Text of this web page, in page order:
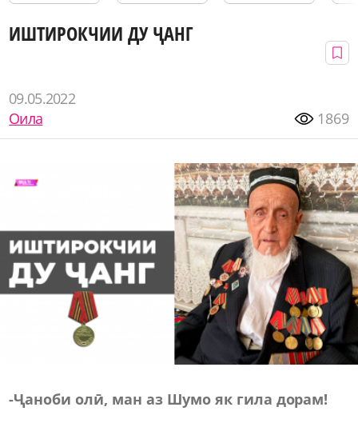
ИШТИРОКЧИИ ДУ ҶАНГ
09.05.2022
Оила
1869
-Ҷаноби олӣ, ман аз Шумо як гила дорам!